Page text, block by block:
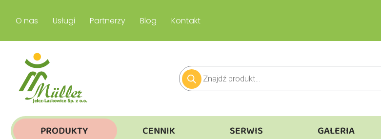
O nas Usługi Partnerzy Blog Kontakt
PRODUKTY CENNIK SERWIS GALERIA